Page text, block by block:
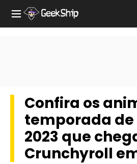
Confira os
temporada
2023 que
Crunchyroll